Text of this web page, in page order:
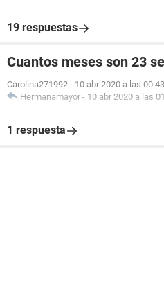
19 respuestas
Cuantos meses son 23
Carolina271992 - 10 abr 2020 a las 00:43
Hermanamayor - 10 abr 2020 a las
1 respuesta